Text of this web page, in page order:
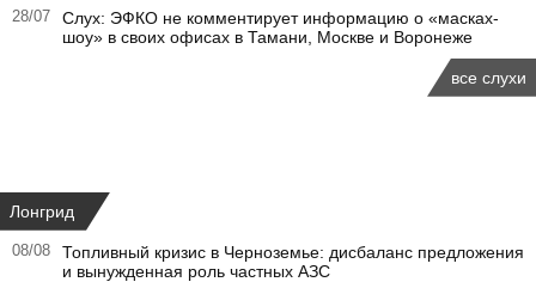
28/07
Слух: ЭФКО не комментирует информацию о «масках-
шоу» в своих офисах в Тамани, Москве и Воронеже
все слухи
Лонгрид
08/08
Топливный кризис в Черноземье: дисбаланс предложения
и вынужденная роль частных АЗС